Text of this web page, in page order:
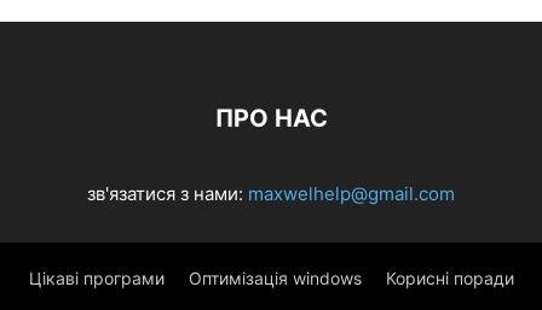
ПРО НАС
зв'язатися з нами: maxwelhelp@gmail.com
Цікаві програми Оптимізація windows Корисні поради